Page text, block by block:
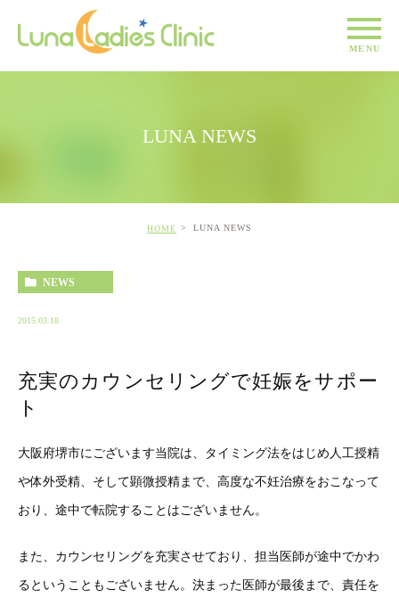
LUNA NEWS
HOME LUNA NEWS
NEWS
2015.03.18
充実のカウンセリングで妊娠をサポー
ト
大阪府堺市にございます当院は、タイミング法をはじめ人工授精
や体外受精、そして顕微授精まで、高度な不妊治療をおこなって
おり、途中で転院することはございません。
また、カウンセリングを充実させており、担当医師が途中でかわ
るということもございません。決まった医師が最後まで、責任を